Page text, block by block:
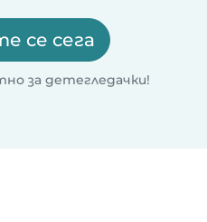
се сега
за детегледачки!